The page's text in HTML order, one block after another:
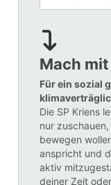
Mach mit
Für ein sozial
Die SP Kriens
nur
bewegen
anspricht und
aktiv
deiner Zeit